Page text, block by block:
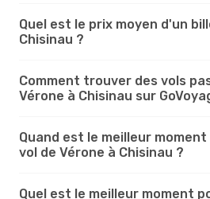
Quel est le prix moyen d'un
Chisinau ?
Comment trouver des vols
Vérone à Chisinau sur
Quand est le meilleur
vol de Vérone à Chisinau ?
Quel est le meilleur moment